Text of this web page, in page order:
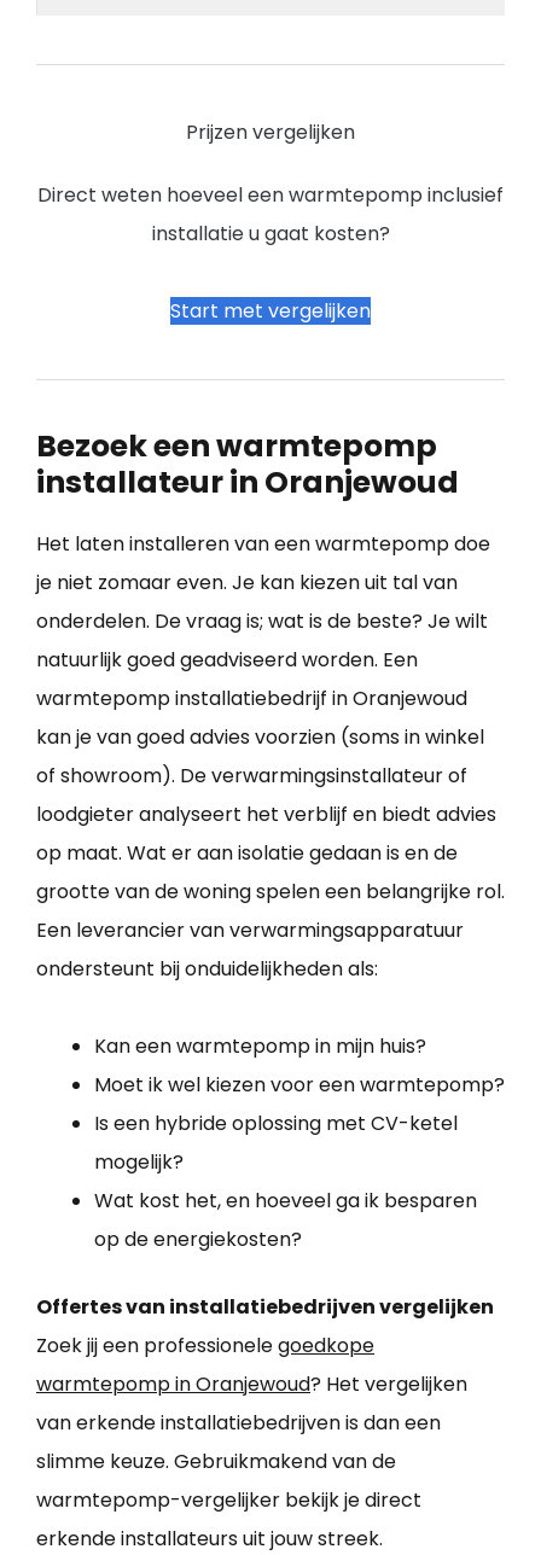
Prijzen vergelijken
Direct weten hoeveel een warmtepomp inclusief
installatie u gaat kosten?
Start met vergelijken
Bezoek een warmtepomp
installateur in Oranjewoud
Het laten installeren van een warmtepomp doe
je niet zomaar even. Je kan kiezen uit tal van
onderdelen. De vraag is; wat is de beste? Je wilt
natuurlijk goed geadviseerd worden. Een
warmtepomp installatiebedrijf in Oranjewoud
kan je van goed advies voorzien (soms in winkel
of showroom). De verwarmingsinstallateur of
loodgieter analyseert het verblijf en biedt advies
op maat. Wat er aan isolatie gedaan is en de
grootte van de woning spelen een belangrijke rol.
Een leverancier van verwarmingsapparatuur
ondersteunt bij onduidelijkheden als:
Kan een warmtepomp in mijn huis?
Moet ik wel kiezen voor een warmtepomp?
Is een hybride oplossing met CV-ketel
mogelijk?
Wat kost het, en hoeveel ga ik besparen
op de energiekosten?
Offertes van installatiebedrijven vergelijken
Zoek jij een professionelegoedkope
warmtepomp in Oranjewoud? Het vergelijken
van erkende installatiebedrijven is dan een
slimme keuze. Gebruikmakend van de
warmtepomp-vergelijker bekijk je direct
erkende installateurs uit jouw streek.